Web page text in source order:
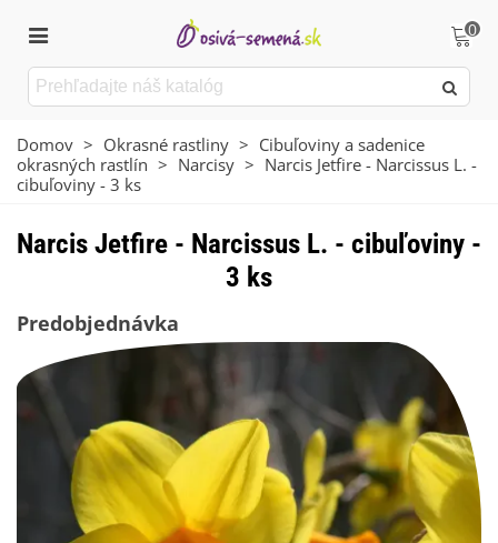
0
Domov > Okrasné rastliny > Cibuľoviny a sadenice
okrasných rastlín > Narcisy > Narcis Jetfire - Narcissus L. -
cibuľoviny - 3 ks
Narcis Jetfire - Narcissus L. - cibuľoviny -
3 ks
Predobjednávka